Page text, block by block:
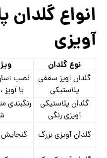
انواع گلدان
آویزی
نوع گلدان
گلدان آویز سقفی
پلاستیکی
نصب
یا
گلدان پلاستیکی
آویزی رنگی
رنگبندی
گلدان آویزی بزرگ